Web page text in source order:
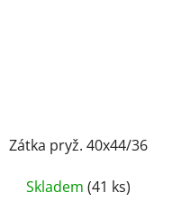
Zátka pryž. 40x44/36
Skladem (41 ks)